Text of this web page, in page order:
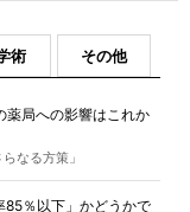
術 その他
薬局への影響はこれか
なる方策」
85％以下」かどうかで